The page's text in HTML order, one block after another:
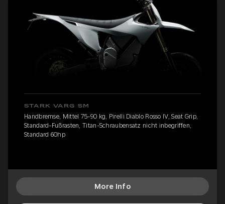
STARK VARG SM
Handbremse, Mittel 75-90 kg, Pirelli Diablo Rosso IV, Seat Grip,
Standard-Fußrasten, Titan-Schraubensatz nicht inbegriffen,
Standard 60hp
More Info